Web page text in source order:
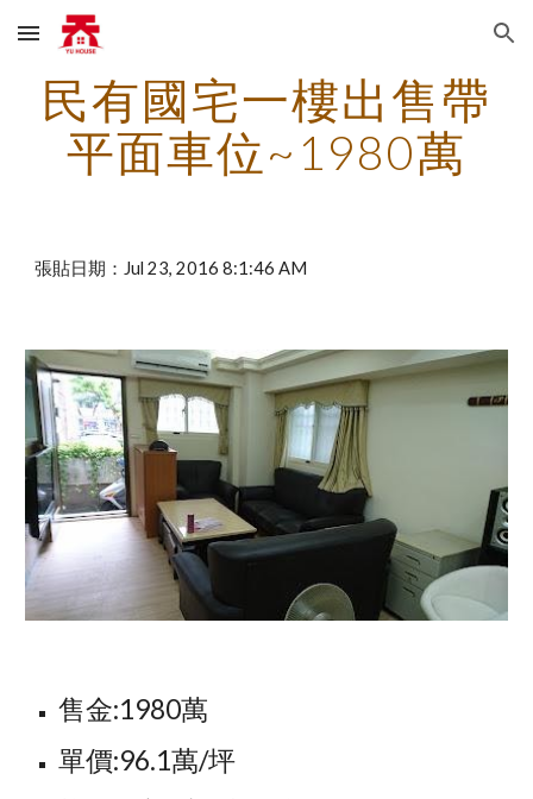
Skip to main content Skip to navigation
民有國宅一樓出售帶
平面車位~1980萬
張貼日期：Jul 23, 2016 8:1:46 AM
售金:1980萬
單價:96.1萬/坪